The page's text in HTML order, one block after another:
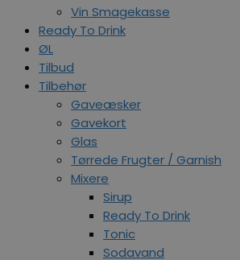
Vin Smagekasse
Ready To Drink
ØL
Tilbud
Tilbehør
Gaveæsker
Gavekort
Glas
Tørrede Frugter / Garnish
Mixere
Sirup
Ready To Drink
Tonic
Sodavand